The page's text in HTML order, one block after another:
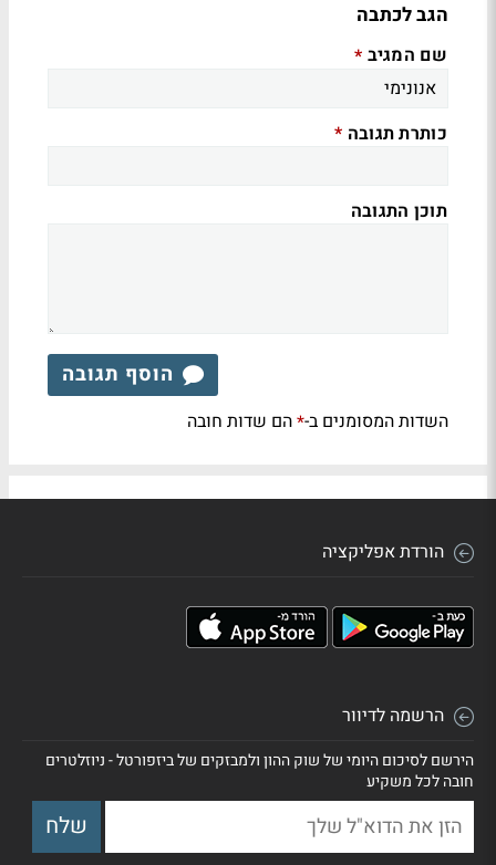
הגב לכתבה
שם המגיב *
כותרת תגובה *
תוכן התגובה
הוסף תגובה
השדות המסומנים ב-*הם שדות חובה
הורדת אפליקציה
הרשמה לדיוור
הירשם לסיכום היומי של שוק ההון ולמבזקים של ביזפורטל - ניוזלטרים
חובה לכל משקיע